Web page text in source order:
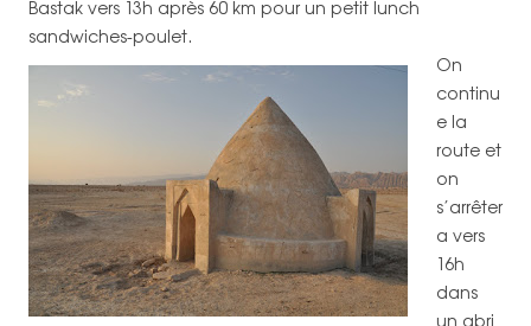
Bastak vers 13h après 60 km pour un petit lunch
sandwiches-poulet.
On
continu
e la
route et
on
s’arrêter
a vers
16h
dans
un abri